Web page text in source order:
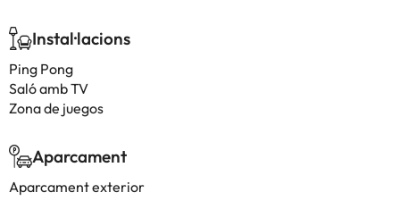
Instal·lacions
Ping Pong
Saló amb TV
Zona de juegos
Aparcament
Aparcament exterior